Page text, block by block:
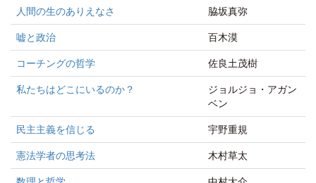
人間の生のありえなさ 脇坂真弥
嘘と政治 百木漠
コーチングの哲学 佐良土茂樹
私たちはどこにいるのか？
ジョルジョ・アガン
ベン
民主主義を信じる 宇野重規
憲法学者の思考法 木村草太